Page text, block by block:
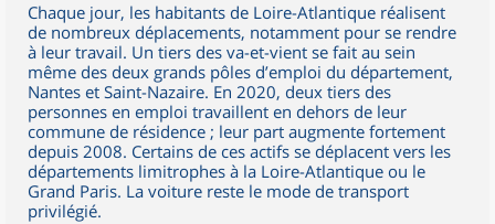
Chaque jour, les habitants de Loire-Atlantique réalisent
de nombreux déplacements, notamment pour se rendre
à leur travail. Un tiers des va-et-vient se fait au sein
même des deux grands pôles d’emploi du département,
Nantes et Saint-Nazaire. En 2020, deux tiers des
personnes en emploi travaillent en dehors de leur
commune de résidence ; leur part augmente fortement
depuis 2008. Certains de ces actifs se déplacent vers les
départements limitrophes à la Loire-Atlantique ou le
Grand Paris. La voiture reste le mode de transport
privilégié.